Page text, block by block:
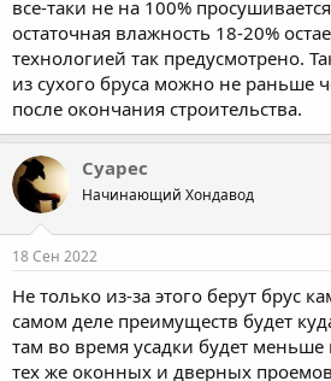
все-таки не на 100%
остаточная влажность 18-20%
технологией так предусмотрено.
из сухого бруса можно не раньше
после окончания строительства.
Суарес
Начинающий Хондавод
18 Сен 2022
Не только из-за этого берут брус
самом деле преимуществ будет
там во время усадки будет меньше
тех же оконных и дверных